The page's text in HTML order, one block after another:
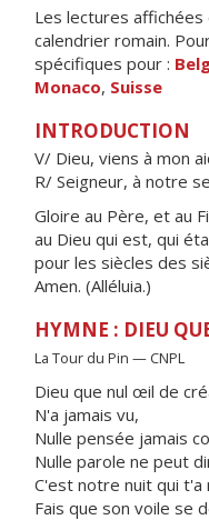
Les lectures
calendrier romain.
spécifiques pour :
Monaco, Suisse
INTRODUCTION
V/ Dieu, viens à mon
R/ Seigneur, à notre
Gloire au Père, et au
au Dieu qui est, qui
pour les siècles des
Amen. (Alléluia.)
HYMNE : DIEU
La Tour du Pin — CNPL
Dieu que nul œil de
N'a jamais vu,
Nulle pensée jamais
Nulle parole ne peut
C'est notre nuit qui t'a
Fais que son voile se